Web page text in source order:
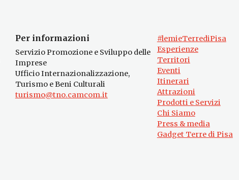
Per informazioni
Servizio Promozione e Sviluppo delle
Imprese
Ufficio Internazionalizzazione,
Turismo e Beni Culturali
turismo@tno.camcom.it
#lemieTerrediPisa
Esperienze
Territori
Eventi
Itinerari
Attrazioni
Prodotti e Servizi
Chi Siamo
Press & media
Gadget Terre di Pisa